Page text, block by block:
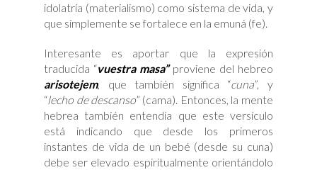
idolatría (materialismo) como sistema de vida, y
que simplemente se fortalece en la emuná (fe).
Interesante es aportar que la expresión
traducida “vuestra masa”proviene del hebreo
arisotejem, que también significa “cuna”, y
“lecho de descanso” (cama). Entonces, la mente
hebrea también entendía que este versículo
está indicando que desde los primeros
instantes de vida de un bebé (desde su cuna)
debe ser elevado espiritualmente orientándolo